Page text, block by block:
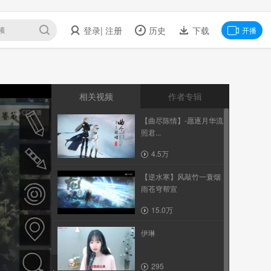
登录| 注册 历史 下载 开播
相关视频 作者专辑
【曲尽陈情】-愿逐月华流
照君...
4.5万
【逆水寒】风敲竹一蓑烟
雨苍穹帮宣
15.0万
伊琳
295